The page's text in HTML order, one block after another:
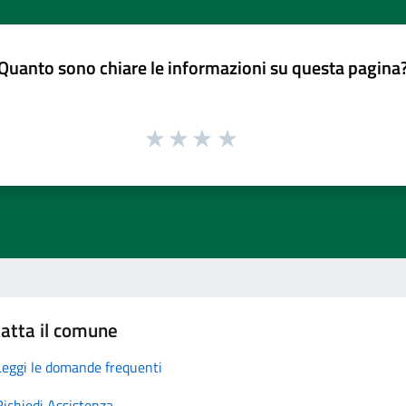
sono chiare le informazioni su questa
il comune
le domande frequenti